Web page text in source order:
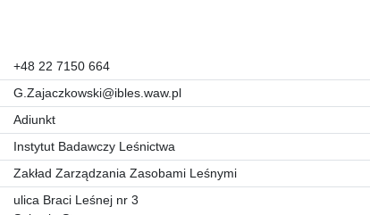
+48 22 7150 664
G.Zajaczkowski@ibles.waw.pl
Adiunkt
Instytut Badawczy Leśnictwa
Zakład Zarządzania Zasobami Leśnymi
ulica Braci Leśnej nr 3